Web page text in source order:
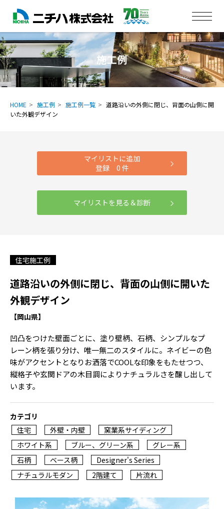
施工例
HOME 施工例 施工例一覧
道路沿いの外側に閉じ、背面の山側に開
いた外観デザイン
マイリストに追加
登録 0 件
マイリストを見る＆診断
住宅施工例
道路沿いの外側に閉じ、背面の山側に開いた
外観デザイン
【岡山県】
凹凸をつけた壁面ごとに、塗り壁柄、石柄、シンプルなプ
レーン柄を張り分け、唯一無二のスタイルに。ネイビーの色
味がアクセントとなりお洒落でCOOLな印象をもたせつつ、
縦格子や玄関ドアの木目調によりナチュラルさを醸し出して
います。
カテゴリ
住宅
外壁・内壁
窯業系サイディング
ホワイト系
ブルー、グリーン系
グレー系
石柄
ベース柄
Designer's Series
ナチュラルモダン
2階建て 片流れ